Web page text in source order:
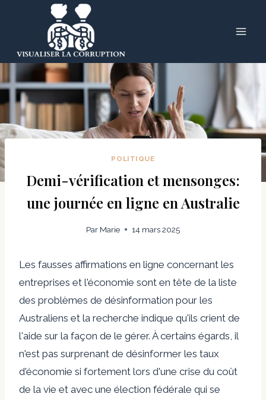
POLITIQUE
Demi-vérification et mensonges:
une journée en ligne en Australie
Par Marie 14 mars 2025
Les fausses affirmations en ligne concernant les
entreprises et l'économie sont en tête de la liste
des problèmes de désinformation pour les
Australiens et la recherche indique qu'ils crient de
l'aide sur la façon de le gérer. À certains égards, il
n'est pas surprenant de désinformer les taux
d'économie si fortement lors d'une crise du coût
de la vie et avec une élection fédérale qui se